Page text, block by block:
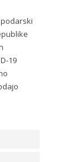
19